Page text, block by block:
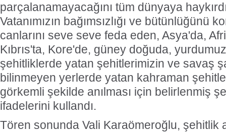
parçalanamayacağını tüm dünyaya
Vatanımızın bağımsızlığı ve bütünlüğünü
canlarını seve seve feda eden, Asya'da,
Kıbrıs'ta, Kore'de, güney doğuda,
şehitliklerde yatan şehitlerimizin ve savaş
bilinmeyen yerlerde yatan kahraman
görkemli şekilde anılması için belirlenmiş
ifadelerini kullandı.
Tören sonunda Vali Karaömeroğlu, şehitlik